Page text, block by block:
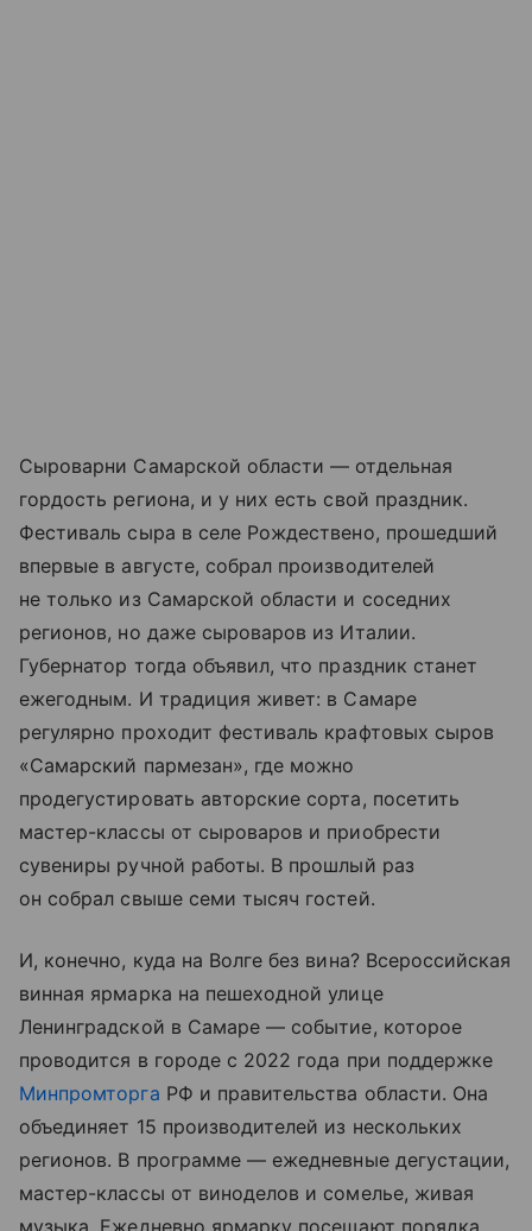
Сыроварни Самарской области — отдельная
гордость региона, и у них есть свой праздник.
Фестиваль сыра в селе Рождествено, прошедший
впервые в августе, собрал производителей
не только из Самарской области и соседних
регионов, но даже сыроваров из Италии.
Губернатор тогда объявил, что праздник станет
ежегодным. И традиция живет: в Самаре
регулярно проходит фестиваль крафтовых сыров
«Самарский пармезан», где можно
продегустировать авторские сорта, посетить
мастер-классы от сыроваров и приобрести
сувениры ручной работы. В прошлый раз
он собрал свыше семи тысяч гостей.
И, конечно, куда на Волге без вина? Всероссийская
винная ярмарка на пешеходной улице
Ленинградской в Самаре — событие, которое
проводится в городе с 2022 года при поддержке
Минпромторга РФ и правительства области. Она
объединяет 15 производителей из нескольких
регионов. В программе — ежедневные дегустации,
мастер-классы от виноделов и сомелье, живая